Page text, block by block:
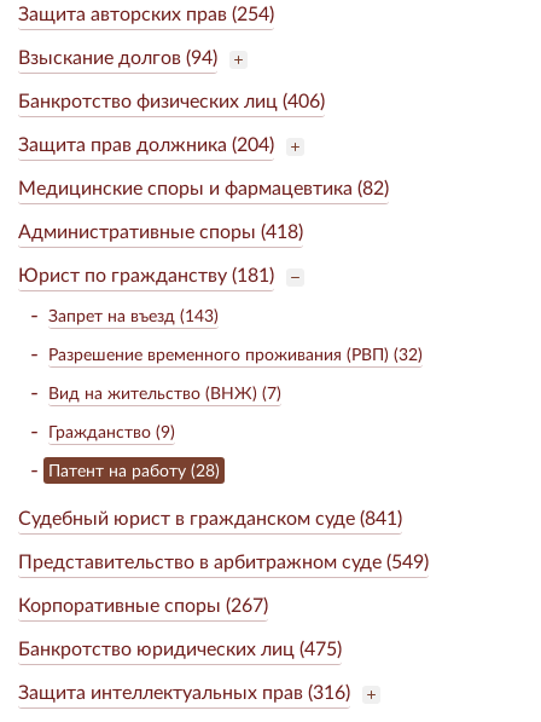
Защита авторских прав (254)
Взыскание долгов (94)
Банкротство физических лиц (406)
Защита прав должника (204)
Медицинские споры и фармацевтика (82)
Административные споры (418)
Юрист по гражданству (181)
Запрет на въезд (143)
Разрешение временного проживания (РВП) (32)
Вид на жительство (ВНЖ) (7)
Гражданство (9)
Патент на работу (28)
Судебный юрист в гражданском суде (841)
Представительство в арбитражном суде (549)
Корпоративные споры (267)
Банкротство юридических лиц (475)
Защита интеллектуальных прав (316)